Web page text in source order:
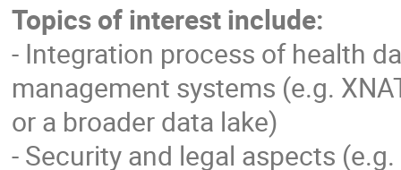
Topics of interest include:
- Integration process of health
management systems (e.g.
or a broader data lake)
- Security and legal aspects